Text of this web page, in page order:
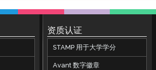
资质认证
STAMP 用于大学学分
Avant 数字徽章